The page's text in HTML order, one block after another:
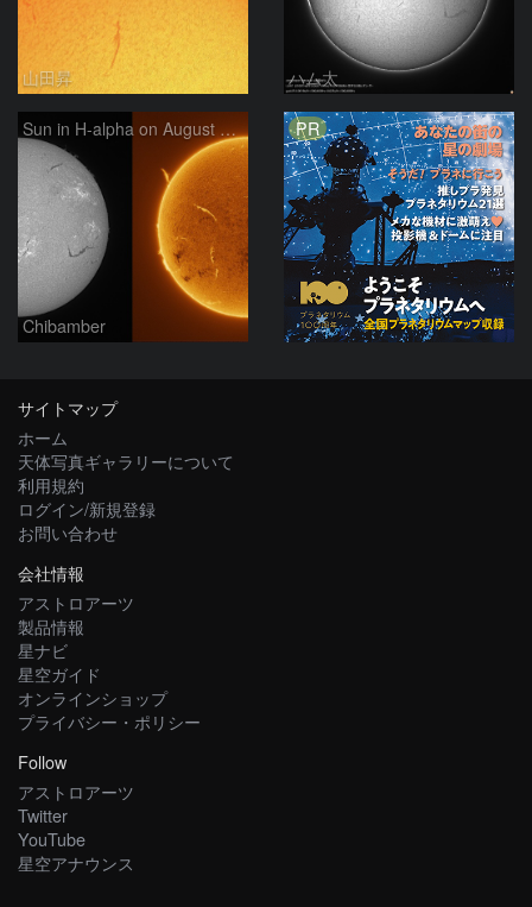
山田昇 ハム太
Sun in H-alpha on August 7, 2026
Chibamber
PR
サイトマップ
ホーム
天体写真ギャラリーについて
利用規約
ログイン/新規登録
お問い合わせ
会社情報
アストロアーツ
製品情報
星ナビ
星空ガイド
オンラインショップ
プライバシー・ポリシー
Follow
アストロアーツ
Twitter
YouTube
星空アナウンス